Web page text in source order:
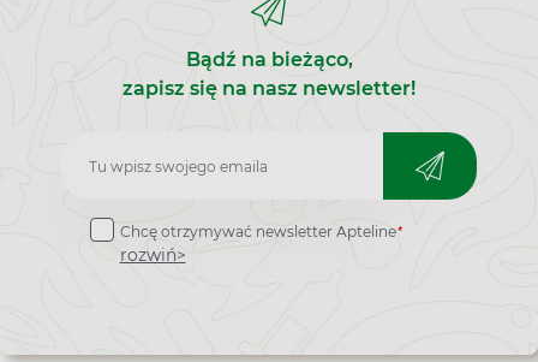
Bądź na bieżąco,
zapisz się na nasz newsletter!
Zapisz
do
newslettera
Chcę otrzymywać newsletter Apteline*
rozwiń>